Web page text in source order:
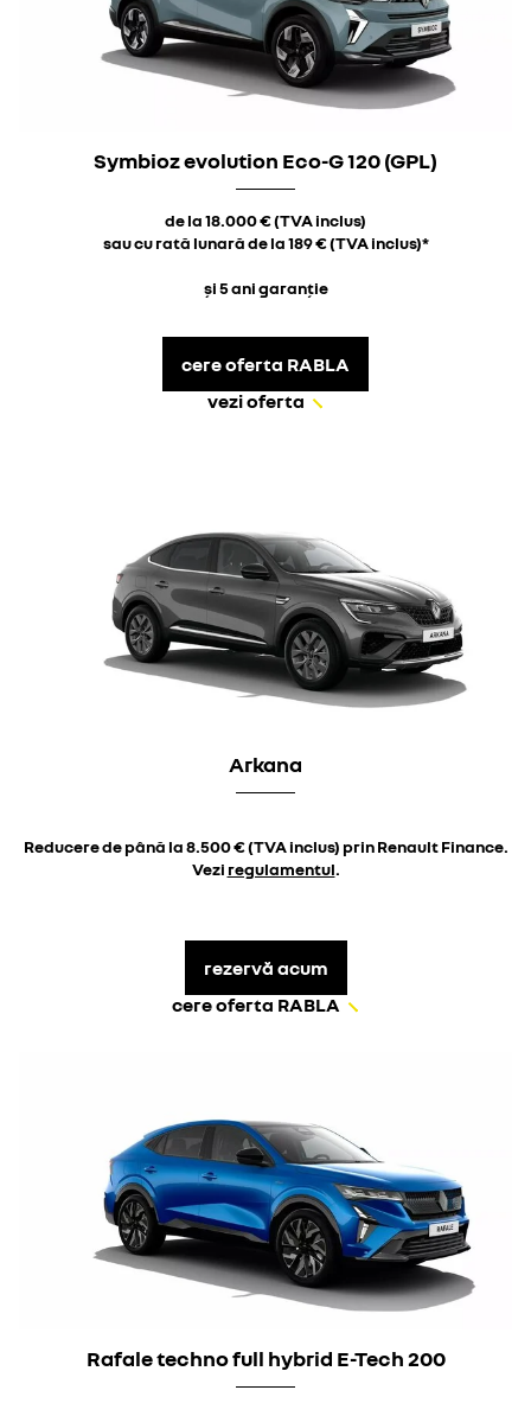
Symbioz evolution Eco-G 120 (GPL)
de la 18.000 € (TVA inclus)
sau cu rată lunară de la 189 € (TVA inclus)*
și 5 ani garanție
cere oferta RABLA
vezi oferta
Arkana
Reducere de până la 8.500 € (TVA inclus) prin Renault Finance.
Vezi regulamentul.
rezervă acum
cere oferta RABLA
Rafale techno full hybrid E-Tech 200